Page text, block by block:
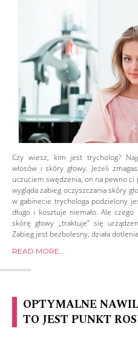
Czy wiesz, kim jest trycholog?
włosów i skóry głowy. Jeżeli
uczuciem swędzenia, on na pewno ci
wygląda zabieg oczyszczania skóry
w gabinecie trychologa podzielony
długo i kosztuje niemało. Ale
skórę głowy „traktuje” się
Zabieg jest bezbolesny, działa
READ MORE...
OPTYMALNE
TO JEST PUNKT